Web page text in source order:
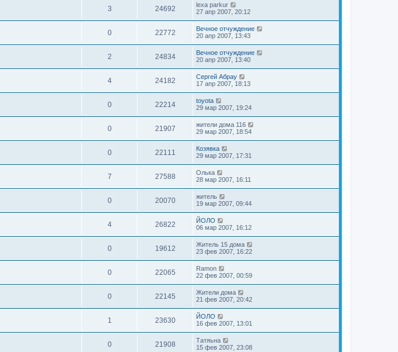
3 24692
lexa parkur
27 апр 2007, 20:12
0 22772
Вечное отчуждение
20 апр 2007, 13:43
2 24834
Вечное отчуждение
20 апр 2007, 13:40
4 24182
Сергей Абрау
17 апр 2007, 18:13
0 22214
toyota
29 мар 2007, 19:24
0 21907
жители дома 116
29 мар 2007, 18:54
0 22111
Козявка
29 мар 2007, 17:31
7 27588
Oлькa
28 мар 2007, 16:11
0 20070
житель
19 мар 2007, 09:44
4 26822
ЙОЛО
06 мар 2007, 16:12
0 19612
Житель 15 дома
23 фев 2007, 16:22
0 22065
Ramon
22 фев 2007, 00:59
0 22145
Жители дома
21 фев 2007, 20:42
1 23630
ЙОЛО
16 фев 2007, 13:01
0 21908
Татяьна
15 фев 2007, 23:08